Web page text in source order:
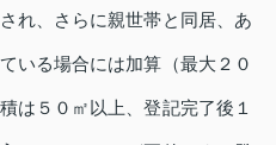
れ、さらに親世帯と同居、あ
いる場合には加算（最大２０
は５０㎡以上、登記完了後１